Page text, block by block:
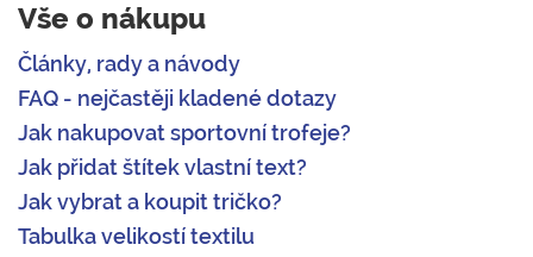
Vše o nákupu
Články, rady a návody
FAQ - nejčastěji kladené dotazy
Jak nakupovat sportovní trofeje?
Jak přidat štítek vlastní text?
Jak vybrat a koupit tričko?
Tabulka velikostí textilu